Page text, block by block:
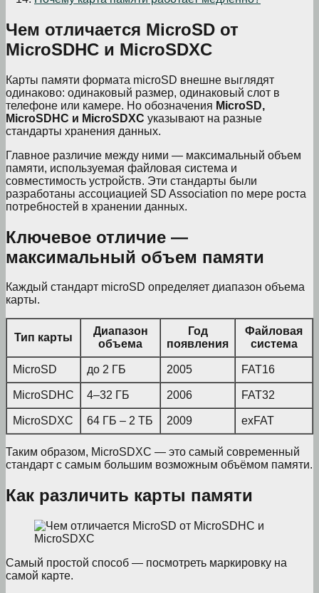
Чем отличается MicroSD от
MicroSDHC и MicroSDXC
Карты памяти формата microSD внешне выглядят
одинаково: одинаковый размер, одинаковый слот в
телефоне или камере. Но обозначения MicroSD,
MicroSDHC и MicroSDXC указывают на разные
стандарты хранения данных.
Главное различие между ними — максимальный объем
памяти, используемая файловая система и
совместимость устройств. Эти стандарты были
разработаны ассоциацией SD Association по мере роста
потребностей в хранении данных.
Ключевое отличие —
максимальный объем памяти
Каждый стандарт microSD определяет диапазон объема
карты.
Тип карты
Диапазон
объема
Год
появления
Файловая
система
MicroSD до 2 ГБ 2005 FAT16
MicroSDHC 4–32 ГБ 2006 FAT32
MicroSDXC 64 ГБ – 2 ТБ 2009 exFAT
Таким образом, MicroSDXC — это самый современный
стандарт с самым большим возможным объёмом памяти.
Как различить карты памяти
Самый простой способ — посмотреть маркировку на
самой карте.